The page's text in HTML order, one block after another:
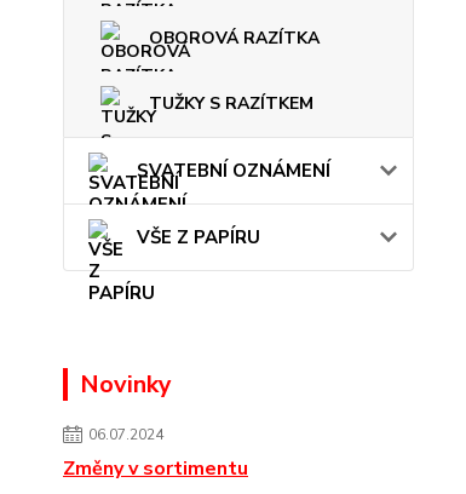
OBOROVÁ RAZÍTKA
TUŽKY S RAZÍTKEM
SVATEBNÍ OZNÁMENÍ
VŠE Z PAPÍRU
Novinky
06.07.2024
Změny v sortimentu